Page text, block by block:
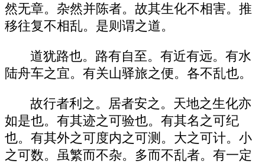
然无章。杂然并陈者。故其生化不相害。推
移往复不相乱。是则谓之道。
道犹路也。路有自至。有近有远。有水
陆舟车之宜。有关山驿旅之便。各不乱也。
故行者利之。居者安之。天地之生化亦
如是也。有其迹之可验也。有其名之可纪
也。有其外之可度内之可测。大之可计。小
之可数。虽繁而不杂。多而不乱者。有一定